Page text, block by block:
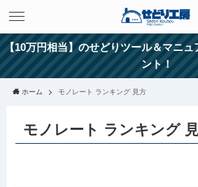
【10万円相当】のせどりツール＆マニ
ント！
ホーム モノレート ランキング 見方
モノレート ランキング